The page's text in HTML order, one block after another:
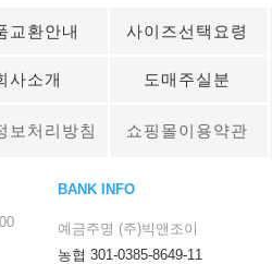
교환안내 사이즈선택요령
사소개 도매주실분
보처리방침 쇼핑몰이용약관
BANK INFO
예금주명 (주)빅앤조이
농협 301-0385-8649-11